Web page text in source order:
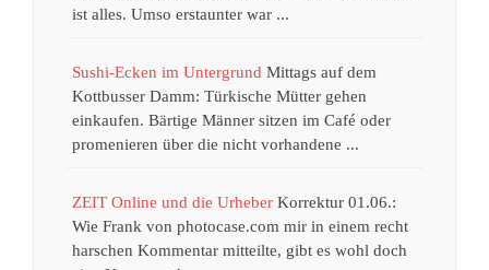
ist alles. Umso erstaunter war ...
Sushi-Ecken im Untergrund Mittags auf dem
Kottbusser Damm: Türkische Mütter gehen
einkaufen. Bärtige Männer sitzen im Café oder
promenieren über die nicht vorhandene ...
ZEIT Online und die Urheber Korrektur 01.06.:
Wie Frank von photocase.com mir in einem recht
harschen Kommentar mitteilte, gibt es wohl doch